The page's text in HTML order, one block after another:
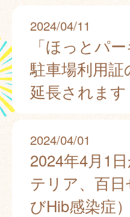
2024/04/11
「ほっとパ
駐車場利用
延長されます
2024/04/01
2024年4月1
テリア、百
びHib感染症